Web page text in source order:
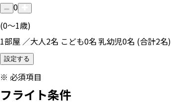
0
(0〜1歳)
1部屋 ／大人2名 こども0名 乳幼児0名 (合計2名)
設定する
※ 必須項目
フライト条件